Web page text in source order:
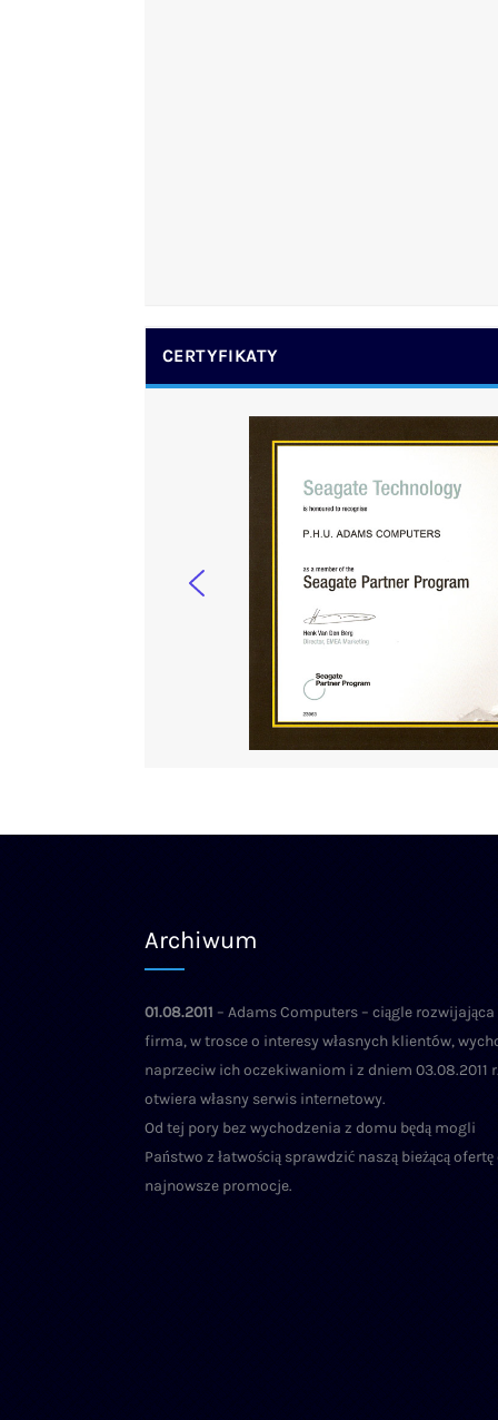
CERTYFIKATY
Archiwum
01.08.2011 – Adams Computers – ciągle rozwijająca
firma, w trosce o interesy własnych klientów,
naprzeciw ich oczekiwaniom i z dniem 03.08.2011
otwiera własny serwis internetowy.
Od tej pory bez wychodzenia z domu będą mogli
Państwo z łatwością sprawdzić naszą bieżącą
najnowsze promocje.